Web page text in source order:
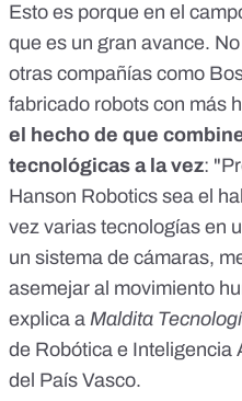
Esto es porque en el
que es un gran avance.
otras compañías como
fabricado robots con más
el hecho de que
tecnológicas a la vez:
Hanson Robotics sea el
vez varias tecnologías en
un sistema de cámaras,
asemejar al movimiento
explica a Maldita
de Robótica e Inteligencia
del País Vasco.